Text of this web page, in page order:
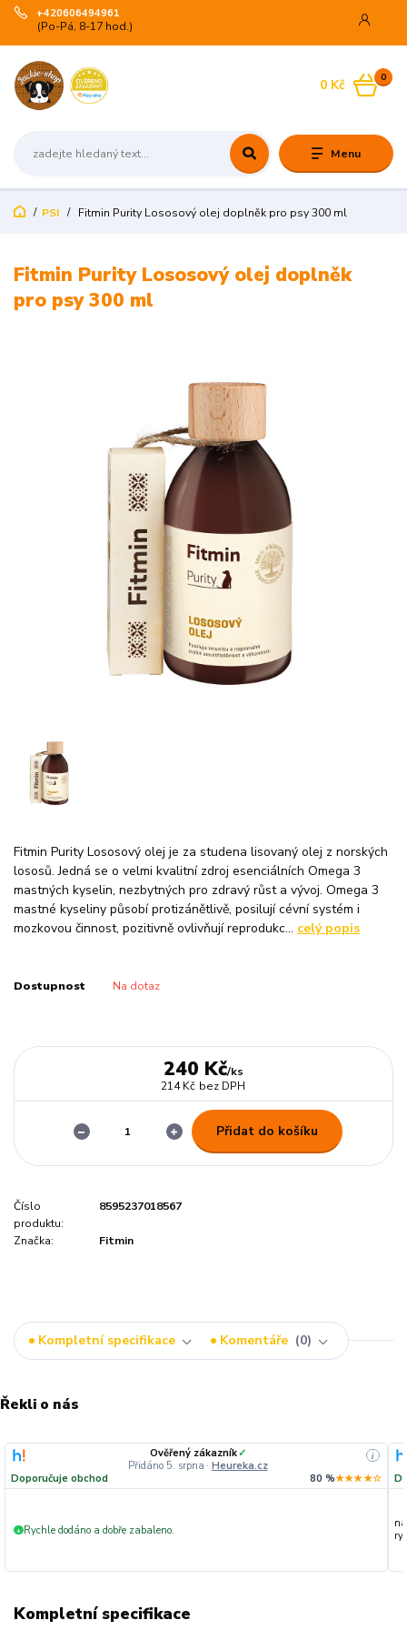
Menu
+420606494961
(Po-Pá, 8-17 hod.)
0
0 Kč
PSI Fitmin Purity Lososový olej doplněk pro psy 300 ml
Fitmin Purity Lososový olej doplněk
pro psy 300 ml
Fitmin Purity Lososový olej je za studena lisovaný olej z norských
lososů. Jedná se o velmi kvalitní zdroj esenciálních Omega 3
mastných kyselin, nezbytných pro zdravý růst a vývoj. Omega 3
mastné kyseliny působí protizánětlivě, posilují cévní systém i
mozkovou činnost, pozitivně ovlivňují reprodukc... celý popis
Dostupnost Na dotaz
240 Kč/ks
214 Kč bez DPH
Přidat do košíku
Číslo
produktu:
8595237018567
Značka: Fitmin
Kompletní specifikace Komentáře 0
Řekli o nás
Ověřený zákazník✓
Přidáno 5. srpna · Heureka.cz
i
Doporučuje obchod 80 %★★★★☆
+ Rychle dodáno a dobře zabaleno.
Kompletní specifikace